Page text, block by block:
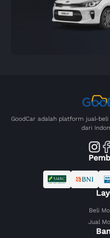
GoodCar adalah platform jual-
dari
Beli
Jual